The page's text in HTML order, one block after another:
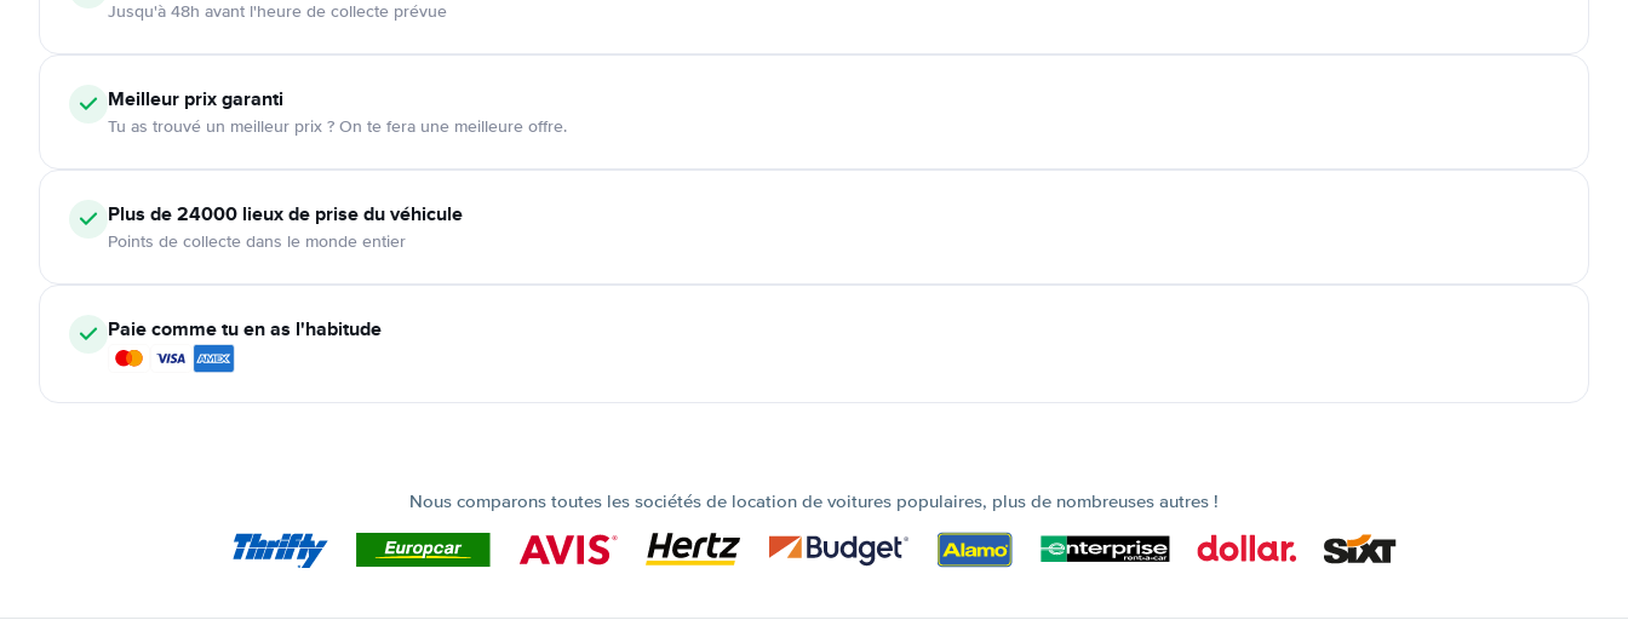
Jusqu'à 48h avant l'heure de collecte prévue
Meilleur prix garanti
Tu as trouvé un meilleur prix ? On te fera une meilleure offre.
Plus de 24000 lieux de prise du véhicule
Points de collecte dans le monde entier
Paie comme tu en as l'habitude
Nous comparons toutes les sociétés de location de voitures populaires, plus de nombreuses autres !